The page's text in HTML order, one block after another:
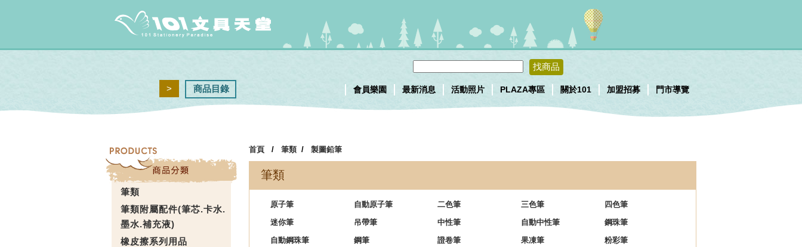
> 商品目錄
找商品
會員樂園 最新消息 活動照片 PLAZA專區 關於101 加盟招募 門市導覽
筆類
筆類附屬配件(筆芯.卡水.
墨水.補充液)
橡皮擦系列用品
首頁 / 筆類/ 製圖鉛筆
筆類
原子筆 自動原子筆 二色筆 三色筆
四色筆
迷你筆
吊帶筆 中性筆 自動中性筆
鋼珠筆
自動鋼珠筆
鋼筆 證卷筆 果凍筆
粉彩筆